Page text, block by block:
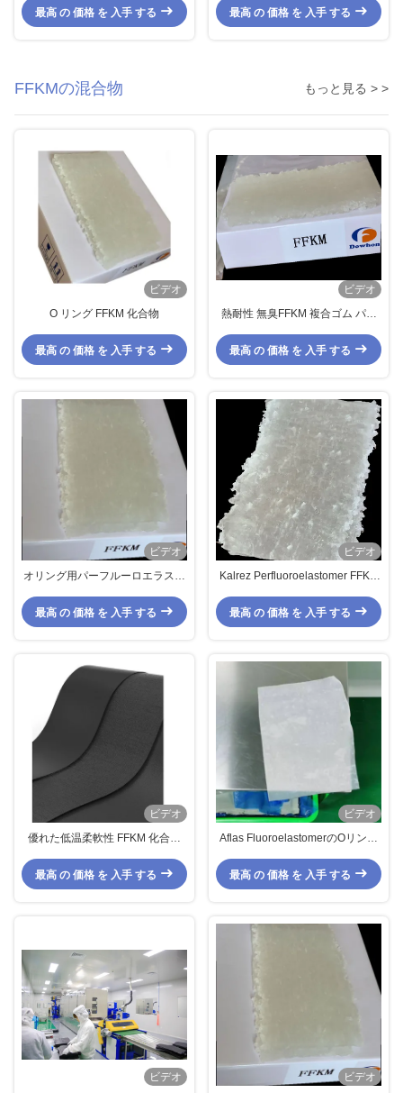
イル抵抗
最高 の 価格 を 入手 する
セット
最高 の 価格 を 入手 する
FFKMの混合物 もっと見る > >
ビデオ
O リング FFKM 化合物
最高 の 価格 を 入手 する
ビデオ
熱耐性 無臭FFKM 複合ゴム パー
ング
最高 の 価格 を 入手 する
ビデオ
オリング用パーフルーロエラスト
熱性
最高 の 価格 を 入手 する
ビデオ
Kalrez Perfluoroelastomer FFKM
Aflas 300sを混合する
最高 の 価格 を 入手 する
ビデオ
優れた低温柔軟性 FFKM 化合物
最高 の 価格 を 入手 する
ビデオ
Aflas FluoroelastomerのOリング
最高 の 価格 を 入手 する
ビデオ
ビデオ